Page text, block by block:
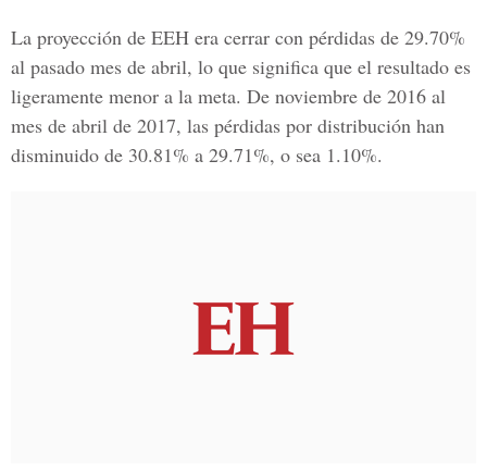
La proyección de EEH era cerrar con pérdidas de 29.70%
al pasado mes de abril, lo que significa que el resultado es
ligeramente menor a la meta. De noviembre de 2016 al
mes de abril de 2017, las pérdidas por distribución han
disminuido de 30.81% a 29.71%, o sea 1.10%.